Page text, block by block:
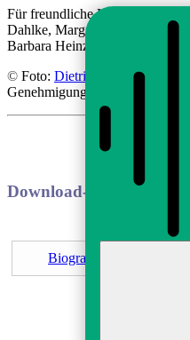
Für freundliche Hinweise zu
Dahlke, Margret Franzlik,
Barbara Heinze und Dr.
© Foto: Dietrich Oltmanns
,
Genehmigung
Download-Datei
Biografie Wolfgang